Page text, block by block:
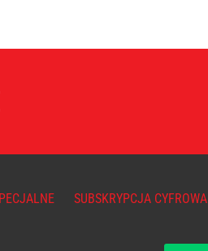
SUBSKRYPCJA CYFROWA